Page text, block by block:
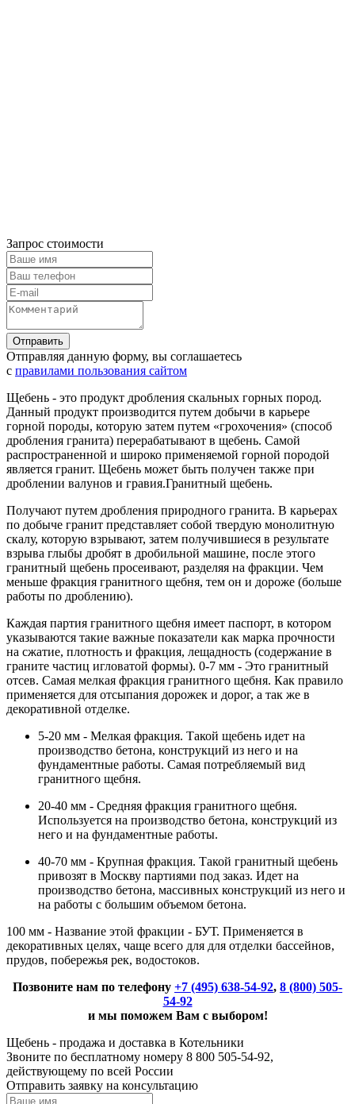
Запрос стоимости
Отправляя данную форму, вы соглашаетесь
с правилами пользования сайтом
Щебень - это продукт дробления скальных горных пород.
Данный продукт производится путем добычи в карьере
горной породы, которую затем путем «грохочения» (способ
дробления гранита) перерабатывают в щебень. Самой
распространенной и широко применяемой горной породой
является гранит. Щебень может быть получен также при
дроблении валунов и гравия.Гранитный щебень.
Получают путем дробления природного гранита. В карьерах
по добыче гранит представляет собой твердую монолитную
скалу, которую взрывают, затем получившиеся в результате
взрыва глыбы дробят в дробильной машине, после этого
гранитный щебень просеивают, разделяя на фракции. Чем
меньше фракция гранитного щебня, тем он и дороже (больше
работы по дроблению).
Каждая партия гранитного щебня имеет паспорт, в котором
указываются такие важные показатели как марка прочности
на сжатие, плотность и фракция, лещадность (содержание в
граните частиц игловатой формы). 0-7 мм - Это гранитный
отсев. Самая мелкая фракция гранитного щебня. Как правило
применяется для отсыпания дорожек и дорог, а так же в
декоративной отделке.
5-20 мм - Мелкая фракция. Такой щебень идет на
производство бетона, конструкций из него и на
фундаментные работы. Самая потребляемый вид
гранитного щебня.
20-40 мм - Средняя фракция гранитного щебня.
Используется на производство бетона, конструкций из
него и на фундаментные работы.
40-70 мм - Крупная фракция. Такой гранитный щебень
привозят в Москву партиями под заказ. Идет на
производство бетона, массивных конструкций из него и
на работы с большим объемом бетона.
100 мм - Название этой фракции - БУТ. Применяется в
декоративных целях, чаще всего для для отделки бассейнов,
прудов, побережья рек, водостоков.
Позвоните нам по телефону +7 (495) 638-54-92, 8 (800) 505-
54-92
и мы поможем Вам с выбором!
Щебень - продажа и доставка в Котельники
Звоните по бесплатному номеру 8 800 505-54-92,
действующему по всей России
Отправить заявку на консультацию